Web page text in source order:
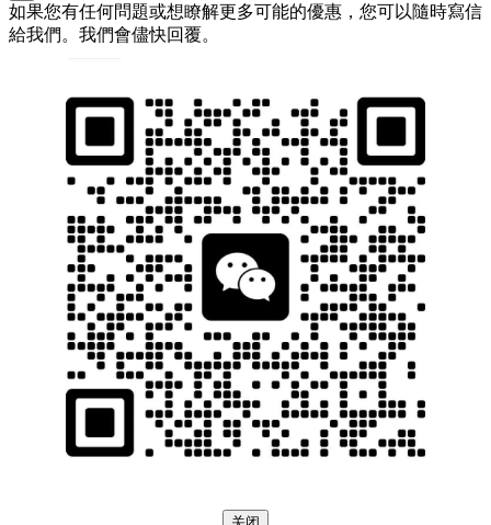
如果您有任何問題或想瞭解更多可能的優惠，您可以隨時寫信
給我們。我們會儘快回覆。